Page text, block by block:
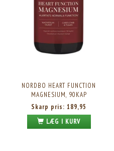
NORDBO HEART FUNCTION
MAGNESIUM, 90KAP
Skarp pris: 189,95
LÆG I KURV